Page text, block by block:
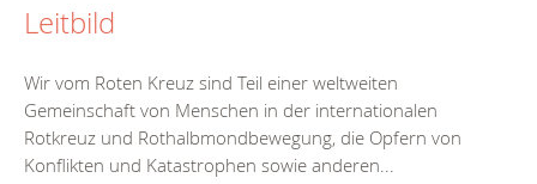
Leitbild
Wir vom Roten Kreuz sind Teil einer weltweiten
Gemeinschaft von Menschen in der internationalen
Rotkreuz und Rothalbmondbewegung, die Opfern von
Konflikten und Katastrophen sowie anderen...